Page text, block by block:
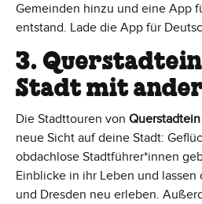
Gemeinden hinzu und eine App
entstand. Lade die App für
3.
Stadt mit
Die Stadttouren von Querstadtein
neue Sicht auf deine Stadt:
obdachlose Stadtführer*innen
Einblicke in ihr Leben und
und Dresden neu erleben.